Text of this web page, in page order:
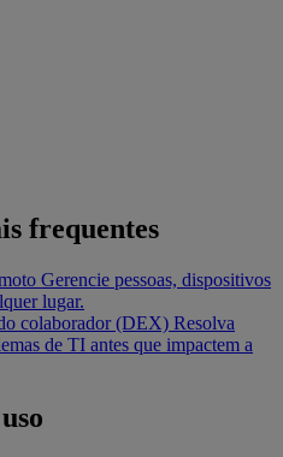
frequentes
Gerencie pessoas, dispositivos
lugar.
colaborador (DEX) Resolva
de TI antes que impactem a